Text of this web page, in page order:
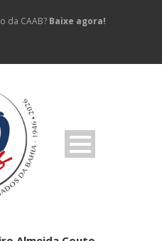
da CAAB? Baixe agora!